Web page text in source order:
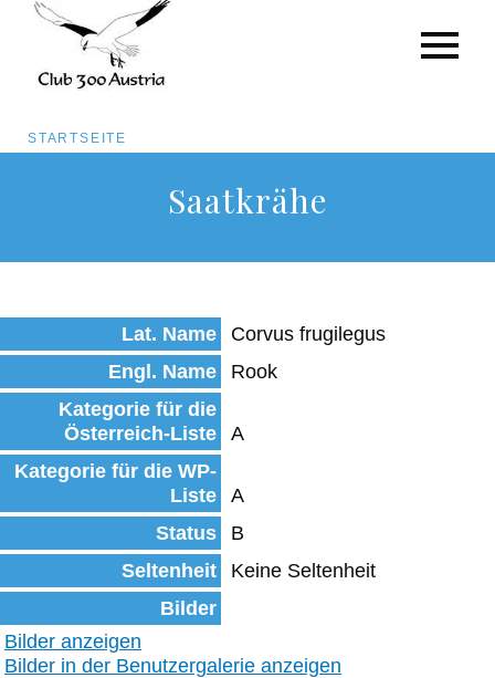
Inhalt
Pfadnavigation
STARTSEITE
Saatkrähe
Lat. Name
Corvus frugilegus
Engl. Name
Rook
Kategorie für die
Österreich-Liste
A
Kategorie für die WP-
Liste
A
Status
B
Seltenheit
Keine Seltenheit
Bilder
Bilder anzeigen
Bilder in der Benutzergalerie anzeigen